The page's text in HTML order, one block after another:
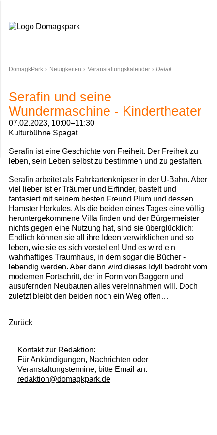
DomagkPark Neuigkeiten Veranstaltungskalender Detail
Serafin und seine
Wundermaschine - Kindertheater
07.02.2023, 10:00–11:30
Kulturbühne Spagat
Serafin ist eine Geschichte von Freiheit. Der Freiheit zu
leben, sein Leben selbst zu bestimmen und zu gestalten.
Serafin arbeitet als Fahrkartenknipser in der U-Bahn. Aber
viel lieber ist er Träumer und Erfinder, bastelt und
fantasiert mit seinem besten Freund Plum und ­dessen
Hamster Herkules. Als die beiden eines Tages eine völlig
heruntergekommene Villa finden und der Bürgermeister
nichts gegen eine Nutzung hat, sind sie überglücklich:
Endlich können sie all ihre Ideen verwirklichen und so
leben, wie sie es sich vorstellen! Und es wird ein
wahrhaftiges Traumhaus, in dem sogar die Bücher ­
lebendig werden. Aber dann wird dieses Idyll bedroht vom
modernen Fortschritt, der in Form von Baggern und
ausufernden Neubauten alles vereinnahmen will. Doch
zuletzt bleibt den beiden noch ein Weg offen…
Zurück
Kontakt zur Redaktion:
Für Ankündigungen, Nachrichten oder
Veranstaltungstermine, bitte Email an:
redaktion@domagkpark.de